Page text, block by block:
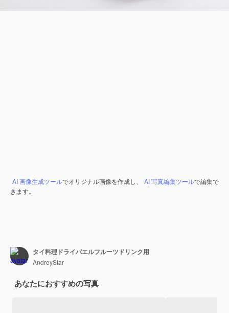
AI 画像生成ツールでオリジナル画像を作成し、 AI 写真編集ツールで編集で
きます。
タイ料理ドライバエルフルーツドリンク用
AndreyStar
あなたにおすすめの写真